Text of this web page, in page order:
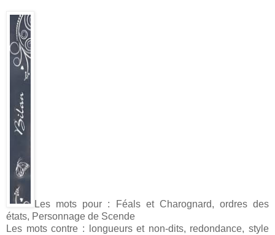
Les mots pour : Féals et Charognard, ordres des
états, Personnage de Scende
Les mots contre : longueurs et non-dits, redondance, style